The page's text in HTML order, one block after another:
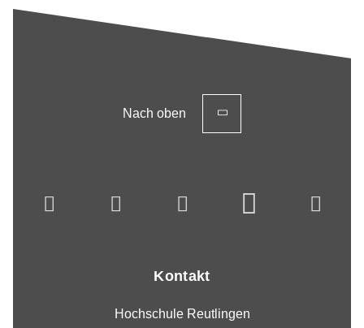
Nach oben
Kontakt
Hochschule Reutlingen